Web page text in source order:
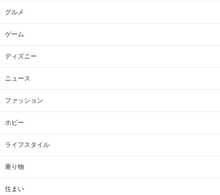
グルメ
ゲーム
ディズニー
ニュース
ファッション
ホビー
ライフスタイル
乗り物
住まい